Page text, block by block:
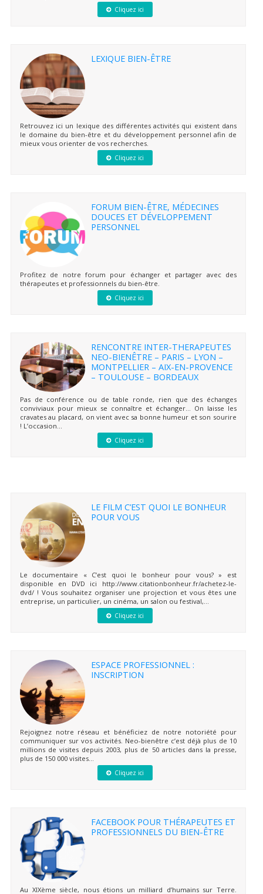
Cliquez ici
LEXIQUE BIEN-ÊTRE
Retrouvez ici un lexique des différentes activités qui existent dans
le domaine du bien-être et du développement personnel afin de
mieux vous orienter de vos recherches.
Cliquez ici
FORUM BIEN-ÊTRE, MÉDECINES
DOUCES ET DÉVELOPPEMENT
PERSONNEL
Profitez de notre forum pour échanger et partager avec des
thérapeutes et professionnels du bien-être.
Cliquez ici
RENCONTRE INTER-THERAPEUTES
NEO-BIENÊTRE – PARIS – LYON –
MONTPELLIER – AIX-EN-PROVENCE
– TOULOUSE – BORDEAUX
Pas de conférence ou de table ronde, rien que des échanges
conviviaux pour mieux se connaître et échanger… On laisse les
cravates au placard, on vient avec sa bonne humeur et son sourire
! L’occasion...
Cliquez ici
LE FILM C’EST QUOI LE BONHEUR
POUR VOUS
Le documentaire « C’est quoi le bonheur pour vous? » est
disponible en DVD ici http://www.citationbonheur.fr/achetez-le-
dvd/ ! Vous souhaitez organiser une projection et vous êtes une
entreprise, un particulier, un cinéma, un salon ou festival,...
Cliquez ici
ESPACE PROFESSIONNEL :
INSCRIPTION
Rejoignez notre réseau et bénéficiez de notre notoriété pour
communiquer sur vos activités. Neo-bienêtre c’est déjà plus de 10
millions de visites depuis 2003, plus de 50 articles dans la presse,
plus de 150 000 visites...
Cliquez ici
FACEBOOK POUR THÉRAPEUTES ET
PROFESSIONNELS DU BIEN-ÊTRE
Au XIXème siècle, nous étions un milliard d’humains sur Terre.